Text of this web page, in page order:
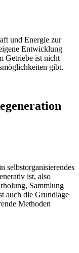
und Energie zur
Entwicklung
Getriebe ist nicht
gibt.
selbstorganisierendes
ist, also
Sammlung
auch die Grundlage
Methoden